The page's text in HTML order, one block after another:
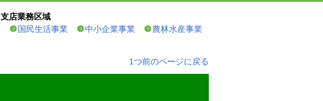
支店業務区域
国民生活事業
中小企業事業 農林水産事業
1つ前のページに戻る